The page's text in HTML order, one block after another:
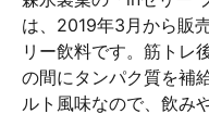
は、2019年3月から販
リー飲料です。筋トレ
の間にタンパク質を補
ルト風味なので、飲み